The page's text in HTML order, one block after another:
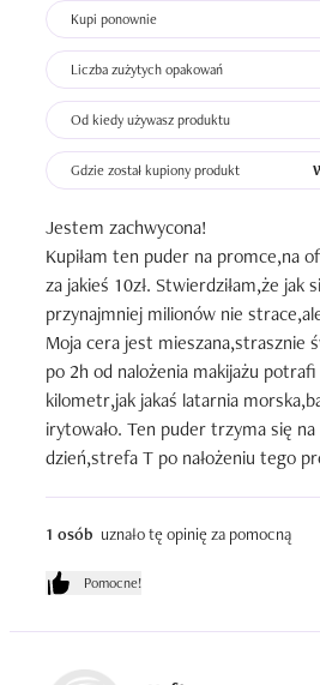
bardziej pachniał cytrynami.
Oczywiście było czuć delikatny
jednak miałam niedosyt, jeśli
Kupi ponownie
Liczba zużytych opakowań
Od kiedy używasz produktu
Gdzie został kupiony produkt
Jestem zachwycona!
Kupiłam ten puder na promce,na
za jakieś 10zł. Stwierdziłam,że jak
przynajmniej milionów nie
Moja cera jest mieszana,strasznie
po 2h od nalożenia makijażu
kilometr,jak jakaś latarnia
irytowało. Ten puder trzyma się na
dzień,strefa T po nałożeniu tego
wydajności tego kosmetyku.
+ładnie pachnie
1 osób uznało tę opinię za pomocną
Pomocne!